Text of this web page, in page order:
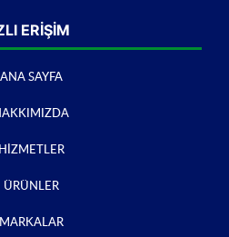
ERIŞIM
ANA SAYFA
HIZMETLER
ÜRÜNLER
MARKALAR